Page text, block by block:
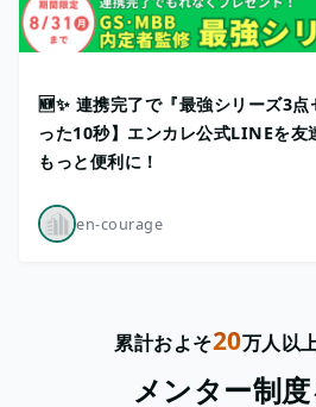
🆕✨ 連携完了で『最強シリーズ3
った10秒】エンカレ公式LINEを友
もっと便利に！
en-courage
累計およそ20万人以
メンター制